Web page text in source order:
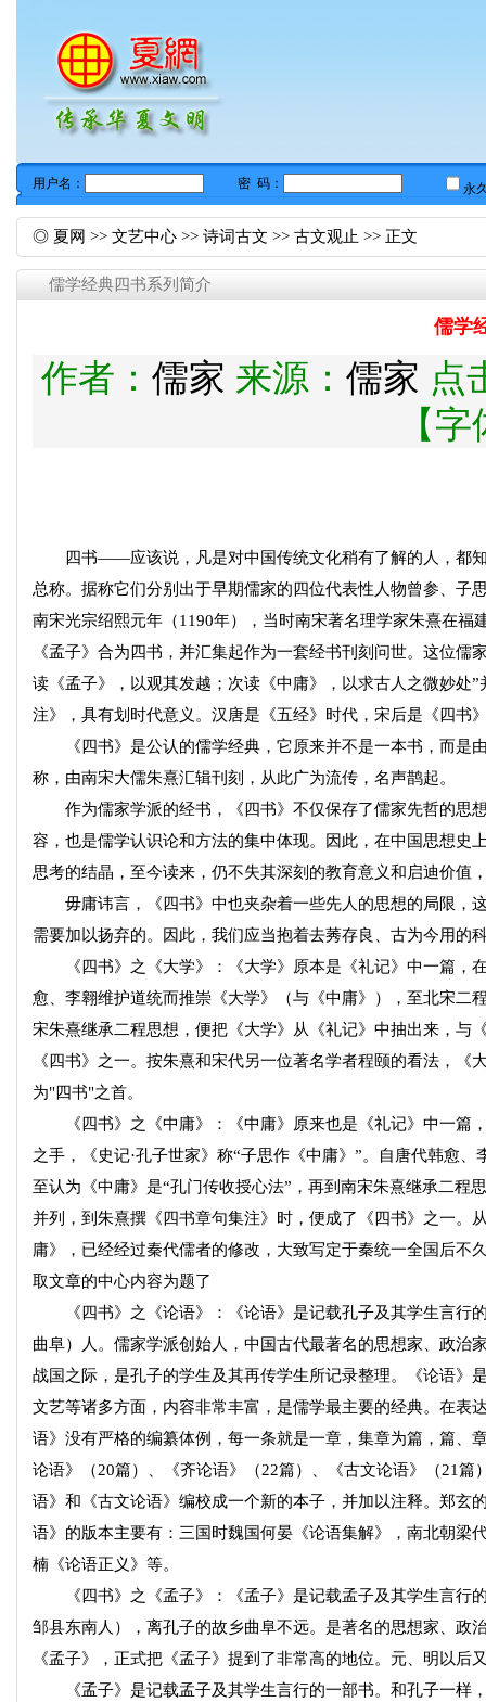
◎ 夏网 >> 文艺中心 >> 诗词古文 >> 古文观止 >> 正文
儒学经典四书系列简介
儒学
作者： 儒家 来源： 儒家 点
【
四书——应该说，凡是对中国传统文化稍有了解的人，都知
总称。据称它们分别出于早期儒家的四位代表性人物曾参、子
南宋光宗绍熙元年（1190年），当时南宋著名理学家朱熹在
《孟子》合为四书，并汇集起作为一套经书刊刻问世。这位
读《孟子》，以观其发越；次读《中庸》，以求古人之微妙处
注》，具有划时代意义。汉唐是《五经》时代，宋后是《四书
《四书》是公认的儒学经典，它原来并不是一本书，而是
称，由南宋大儒朱熹汇辑刊刻，从此广为流传，名声鹊起。
作为儒家学派的经书，《四书》不仅保存了儒家先哲的思
容，也是儒学认识论和方法的集中体现。因此，在中国思想史
思考的结晶，至今读来，仍不失其深刻的教育意义和启迪价值
毋庸讳言，《四书》中也夹杂着一些先人的思想的局限，
需要加以扬弃的。因此，我们应当抱着去莠存良、古为今用的
《四书》之《大学》：《大学》原本是《礼记》中一篇，
愈、李翱维护道统而推崇《大学》（与《中庸》），至北宋二
宋朱熹继承二程思想，便把《大学》从《礼记》中抽出来，与
《四书》之一。按朱熹和宋代另一位著名学者程颐的看法，
为"四书"之首。
《四书》之《中庸》：《中庸》原来也是《礼记》中一篇
之手，《史记·孔子世家》称“子思作《中庸》”。自唐代韩愈
至认为《中庸》是“孔门传收授心法”，再到南宋朱熹继承二程
并列，到朱熹撰《四书章句集注》时，便成了《四书》之一。
庸》，已经经过秦代儒者的修改，大致写定于秦统一全国后不
取文章的中心内容为题了
《四书》之《论语》：《论语》是记载孔子及其学生言行
曲阜）人。儒家学派创始人，中国古代最著名的思想家、政治
战国之际，是孔子的学生及其再传学生所记录整理。《论语》
文艺等诸多方面，内容非常丰富，是儒学最主要的经典。在表
语》没有严格的编纂体例，每一条就是一章，集章为篇，篇、
论语》（20篇）、《齐论语》（22篇）、《古文论语》（21
语》和《古文论语》编校成一个新的本子，并加以注释。郑玄
语》的版本主要有：三国时魏国何晏《论语集解》，南北朝梁
楠《论语正义》等。
《四书》之《孟子》：《孟子》是记载孟子及其学生言行
邹县东南人），离孔子的故乡曲阜不远。是著名的思想家、政
《孟子》，正式把《孟子》提到了非常高的地位。元、明以
《孟子》是记载孟子及其学生言行的一部书。和孔子一样